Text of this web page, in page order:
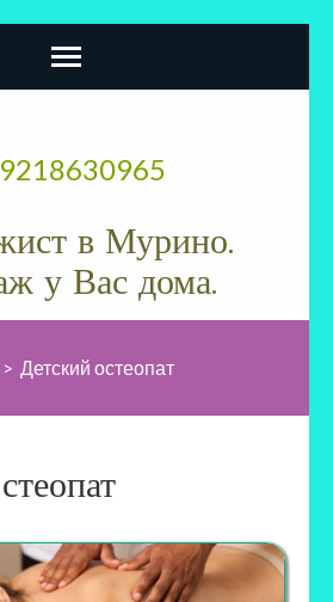
в Мурино.
у Вас дома.
> Детский остеопат